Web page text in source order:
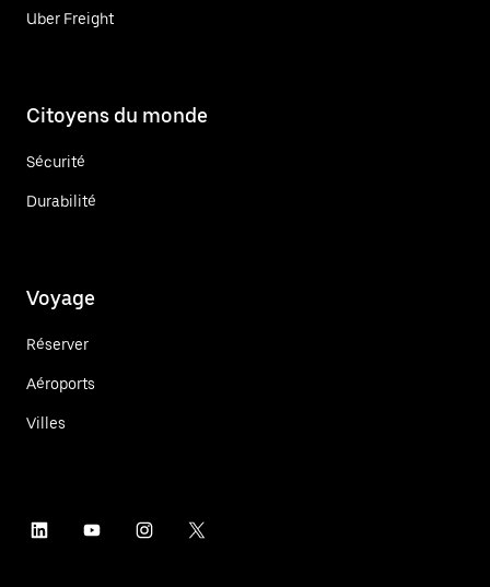
Uber Freight
Citoyens du monde
Sécurité
Durabilité
Voyage
Réserver
Aéroports
Villes